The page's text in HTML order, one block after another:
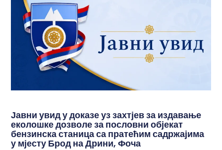
Јавни увид у доказе уз захтјев за издавање
еколошке дозволе за пословни објекат
бензинска станица са пратећим садржајима
у мјесту Брод на Дрини, Фоча